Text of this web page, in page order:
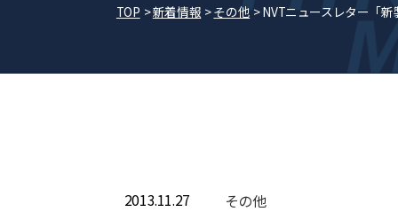
TOP 新着情報 その他 NVTニュースレター「新
2013.11.27 その他